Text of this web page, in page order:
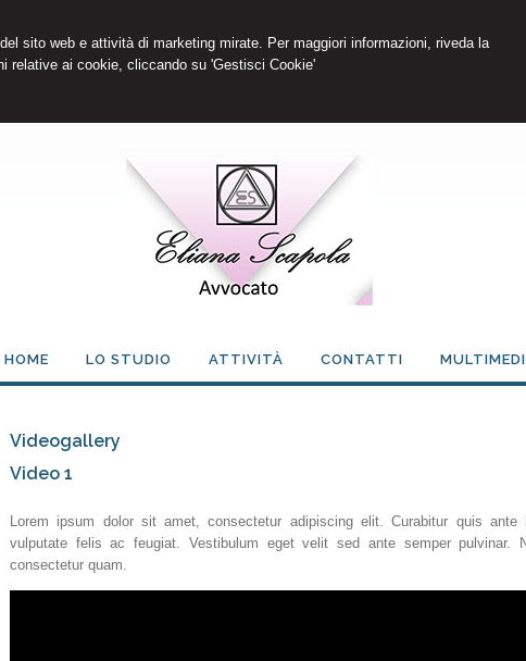
sito web e attività di marketing mirate. Per maggiori informazioni, riveda la
relative ai cookie, cliccando su 'Gestisci Cookie'
HOME LO STUDIO ATTIVITÀ CONTATTI
Videogallery
Video 1
Lorem ipsum dolor sit amet, consectetur adipiscing elit. Curabitur quis
vulputate felis ac feugiat. Vestibulum eget velit sed ante semper
consectetur quam.